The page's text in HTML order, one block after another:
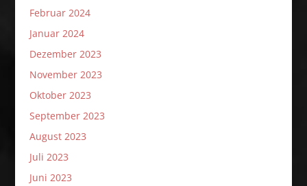
Februar 2024
Januar 2024
Dezember 2023
November 2023
Oktober 2023
September 2023
August 2023
Juli 2023
Juni 2023